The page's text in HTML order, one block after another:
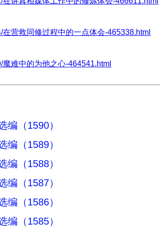
营救同修过程中的一点体会-465338.html
难中的为他之心-464541.html
编（1590）
编（1589）
编（1588）
编（1587）
编（1586）
编（1585）